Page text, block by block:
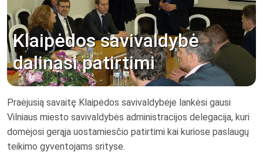
Klaipėdos savivaldybė
dalinasi patirtimi
Praėjusią savaitę Klaipėdos savivaldybėje lankėsi gausi
Vilniaus miesto savivaldybės administracijos delegacija, kuri
domėjosi gerąja uostamiesčio patirtimi kai kuriose paslaugų
teikimo gyventojams srityse.